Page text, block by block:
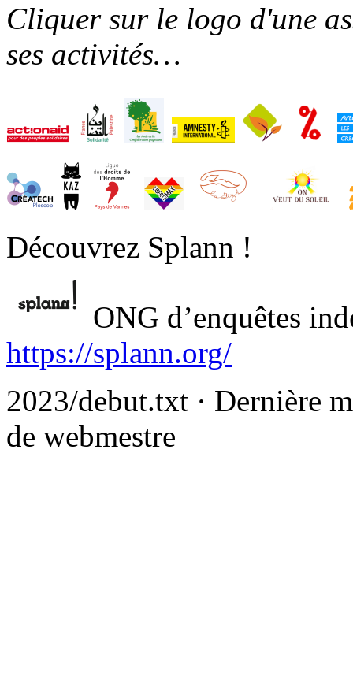
Cliquer sur le logo d'une
ses activités…
Découvrez Splann !
ONG d’enquêtes
https://splann.org/
2023/debut.txt · Dernière
de webmestre